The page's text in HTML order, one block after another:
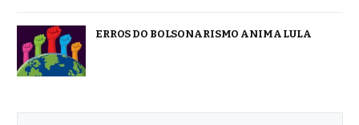
ERROS DO BOLSONARISMO ANIMA LULA